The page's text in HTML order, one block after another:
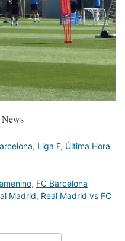
News
, Liga F, Última Hora
, FC Barcelona
Madrid, Real Madrid vs FC